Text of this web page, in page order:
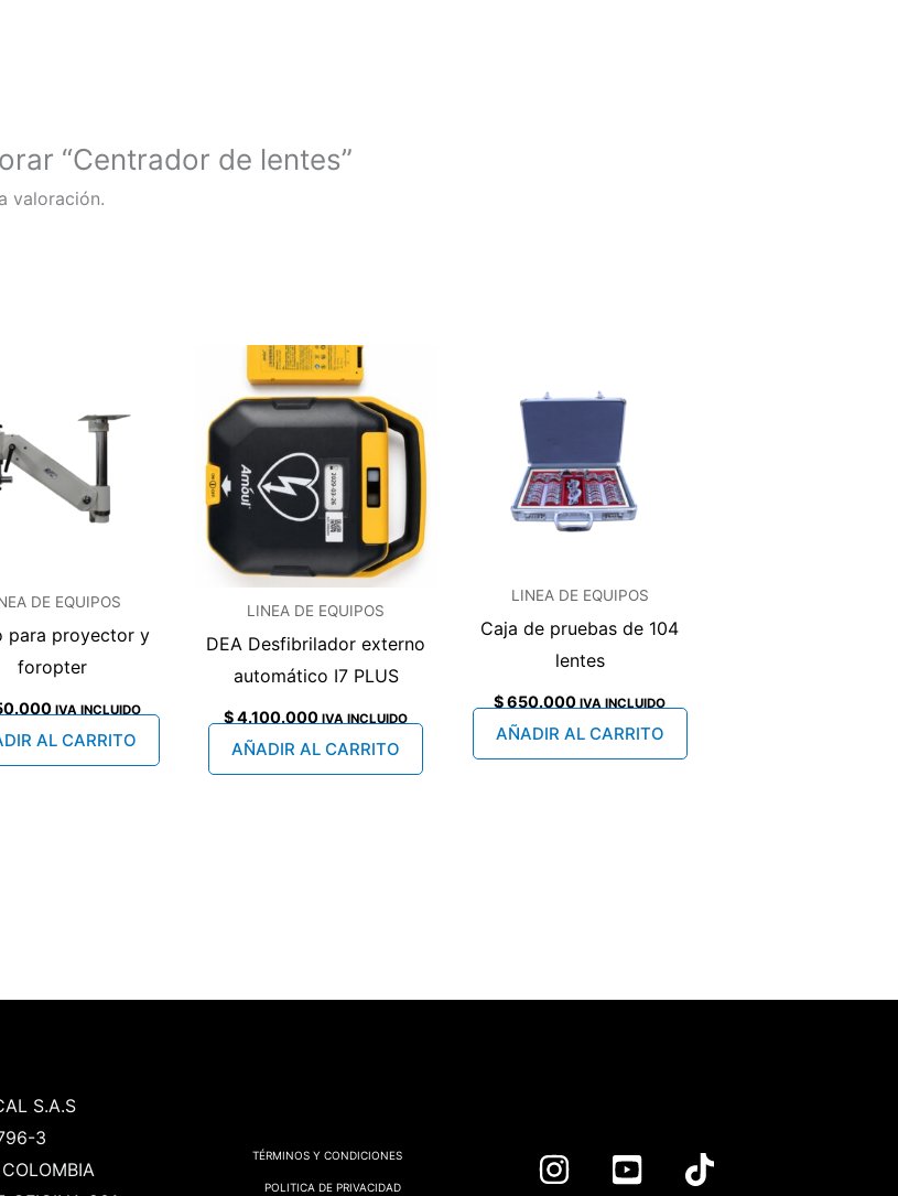
“Centrador de lentes”
valoración.
DE EQUIPOS
para proyector y
foropter
IVA INCLUIDO
AL CARRITO
LINEA DE EQUIPOS
DEA Desfibrilador externo
automático I7 PLUS
$4.100.000 IVA INCLUIDO
AÑADIR AL CARRITO
LINEA DE EQUIPOS
Caja de pruebas de 104
lentes
$650.000 IVA INCLUIDO
AÑADIR AL CARRITO
S.A.S
3
TÉRMINOS Y CONDICIONES
POLITICA DE PRIVACIDAD